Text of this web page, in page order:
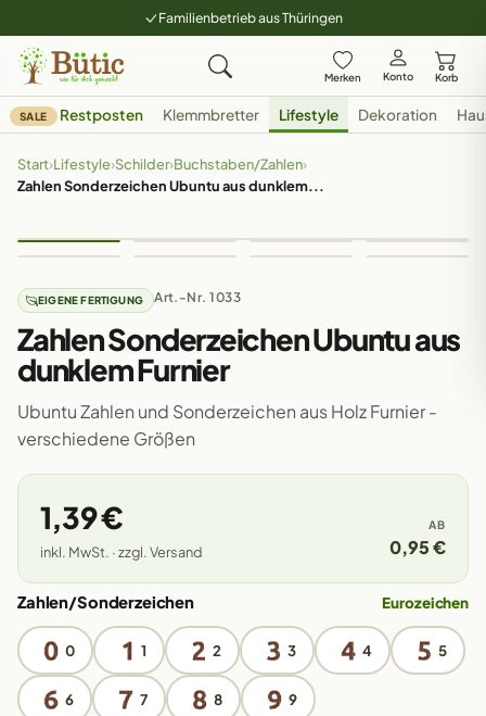
Familienbetrieb aus Thüringen
Merken Konto Korb
SALE Restposten Klemmbretter Lifestyle Dekoration
Start›Lifestyle›Schilder›Buchstaben/Zahlen›
Zahlen Sonderzeichen Ubuntu aus dunklem...
EIGENE FERTIGUNG Art.-Nr. 1033
Zahlen Sonderzeichen Ubuntu aus
dunklem Furnier
Ubuntu Zahlen und Sonderzeichen aus Holz Furnier -
verschiedene Größen
1,39 €
inkl. MwSt. · zzgl. Versand
AB
0,95 €
Zahlen/Sonderzeichen Eurozeichen
0 1 2 3 4 5
6 7 8 9